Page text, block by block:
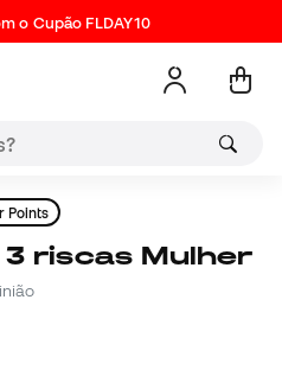
o Cupão FLDAY10
Points
3 riscas Mulher